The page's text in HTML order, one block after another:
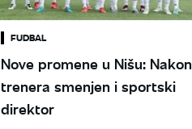
FUDBAL
Nove promene u Nišu: Nakon
trenera smenjen i sportski
direktor